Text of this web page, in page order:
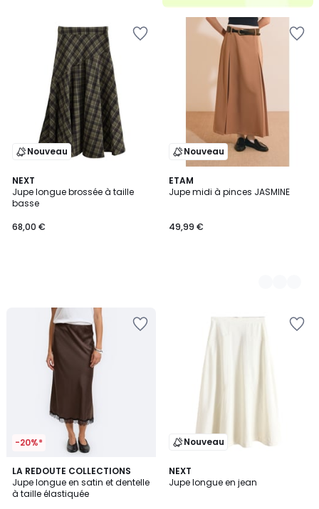
Nouveau
NEXT
Jupe longue brossée à taille
basse
68,00 €
Nouveau
ETAM
Jupe midi à pinces JASMINE
49,99 €
3
Couleurs
-20%*
LA REDOUTE COLLECTIONS
Jupe longue en satin et dentelle
à taille élastiquée
Nouveau
NEXT
Jupe longue en jean